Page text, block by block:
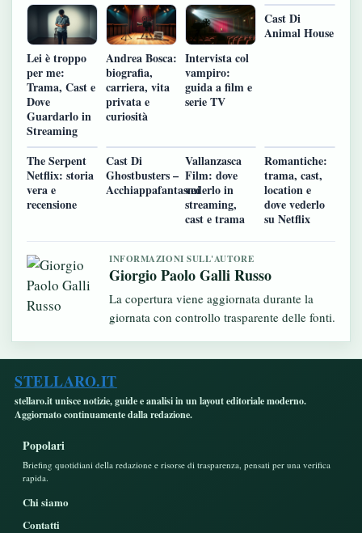
Lei è troppo
per me:
Trama, Cast e
Dove
Guardarlo in
Streaming
Andrea Bosca:
biografia,
carriera, vita
privata e
curiosità
Intervista col
vampiro:
guida a film e
serie TV
Cast Di
Animal House
The Serpent
Netflix: storia
vera e
recensione
Cast Di
Ghostbusters –
Acchiappafantasmi
Vallanzasca
Film: dove
vederlo in
streaming,
cast e trama
Romantiche:
trama, cast,
location e
dove vederlo
su Netflix
INFORMAZIONI SULL'AUTORE
Giorgio Paolo Galli Russo
La copertura viene aggiornata durante la
giornata con controllo trasparente delle fonti.
STELLARO.IT
stellaro.it unisce notizie, guide e analisi in un layout editoriale moderno.
Aggiornato continuamente dalla redazione.
Popolari
Briefing quotidiani della redazione e risorse di trasparenza, pensati per una verifica
rapida.
Chi siamo
Contatti